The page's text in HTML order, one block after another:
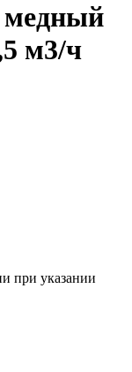
медный
м3/ч
при указании